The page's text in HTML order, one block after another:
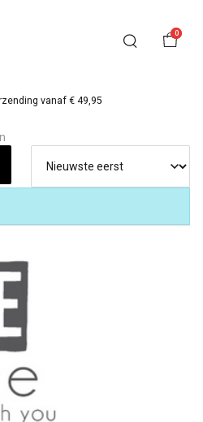
0
vanaf € 49,95